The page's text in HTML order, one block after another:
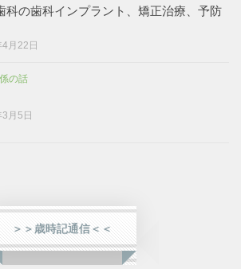
科の歯科インプラント、矯正治療、予防
月22日
の話
月5日
＞＞歳時記通信＜＜